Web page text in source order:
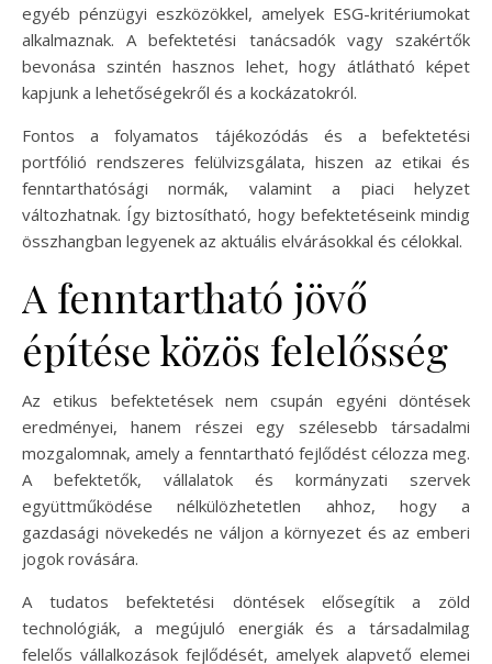
egyéb pénzügyi eszközökkel, amelyek ESG-kritériumokat
alkalmaznak. A befektetési tanácsadók vagy szakértők
bevonása szintén hasznos lehet, hogy átlátható képet
kapjunk a lehetőségekről és a kockázatokról.
Fontos a folyamatos tájékozódás és a befektetési
portfólió rendszeres felülvizsgálata, hiszen az etikai és
fenntarthatósági normák, valamint a piaci helyzet
változhatnak. Így biztosítható, hogy befektetéseink mindig
összhangban legyenek az aktuális elvárásokkal és célokkal.
A fenntartható jövő
építése közös felelősség
Az etikus befektetések nem csupán egyéni döntések
eredményei, hanem részei egy szélesebb társadalmi
mozgalomnak, amely a fenntartható fejlődést célozza meg.
A befektetők, vállalatok és kormányzati szervek
együttműködése nélkülözhetetlen ahhoz, hogy a
gazdasági növekedés ne váljon a környezet és az emberi
jogok rovására.
A tudatos befektetési döntések elősegítik a zöld
technológiák, a megújuló energiák és a társadalmilag
felelős vállalkozások fejlődését, amelyek alapvető elemei